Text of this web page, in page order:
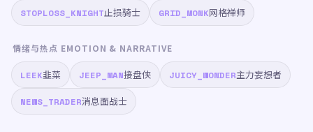
STOPLOSS_KNIGHT止损骑士 GRID_MONK网格禅师
情绪与热点 EMOTION & NARRATIVE
LEEK韭菜 JEEP_MAN接盘侠 JUICY_WONDER主力妄想者
NEWS_TRADER消息面战士